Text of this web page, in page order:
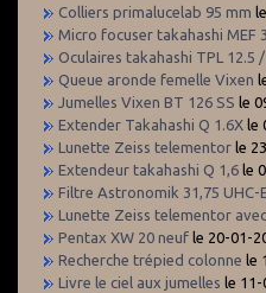
Colliers primalucelab 95 mm
Micro focuser takahashi MEF 3
Oculaires takahashi TPL 12.5
Queue aronde femelle Vixen
Jumelles Vixen BT 126 SS le
Extender Takahashi Q 1.6X le
Lunette Zeiss telementor le
Extendeur takahashi Q 1,6 le
Filtre Astronomik 31,75 UHC-
Lunette Zeiss telementor
Pentax XW 20 neuf le 20-01-
Recherche trépied colonne le
Livre le ciel aux jumelles le